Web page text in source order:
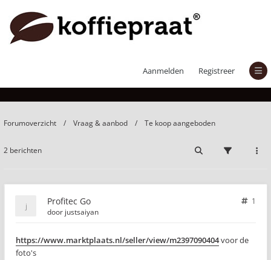
Aanmelden Registreer
Forumoverzicht Vraag & aanbod Te koop aangeboden
2 berichten
Profitec Go
1
door justsaiyan
https://www.marktplaats.nl/seller/view/m2397090404voor de
foto's